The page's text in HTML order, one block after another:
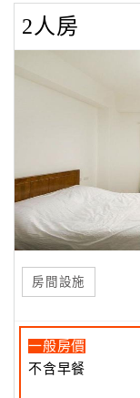
2人房
房間設施
一般房價
不含早餐